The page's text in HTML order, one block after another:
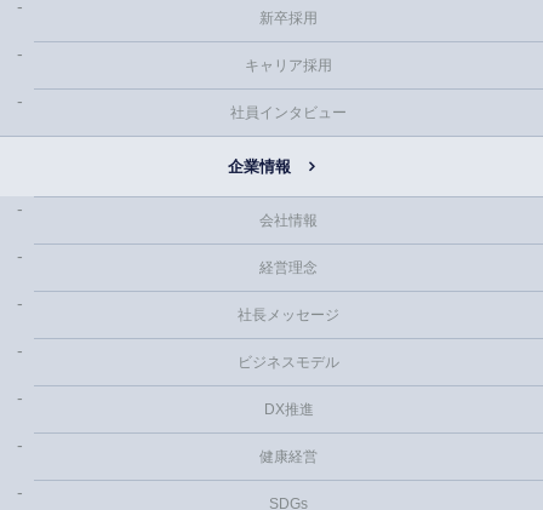
新卒採用
キャリア採用
社員インタビュー
企業情報
会社情報
経営理念
社長メッセージ
ビジネスモデル
DX推進
健康経営
SDGs